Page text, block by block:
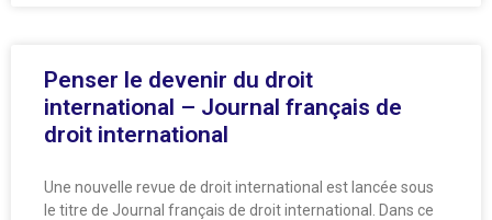
Penser le devenir du droit
international – Journal français de
droit international
Une nouvelle revue de droit international est lancée sous
le titre de Journal français de droit international. Dans ce